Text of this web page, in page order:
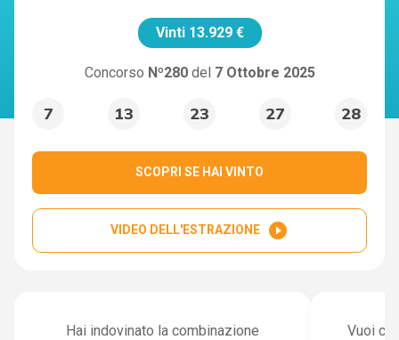
Vinti 13.929 €
Concorso Nº280 del 7 Ottobre 2025
7 13 23 27 28
SCOPRI SE HAI VINTO
VIDEO DELL'ESTRAZIONE play_circle_filled
Hai indovinato la combinazione
Vuoi